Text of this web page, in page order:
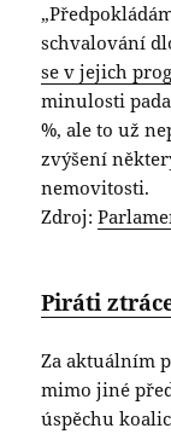
schvalování
se v jejich
minulosti
%, ale to už
zvýšení
nemovitosti.
Zdroj:
Piráti
Za aktuálním
mimo jiné
úspěchu